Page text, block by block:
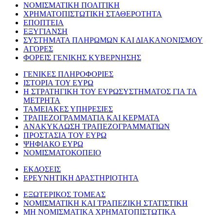
ΝΟΜΙΣΜΑΤΙΚΗ ΠΟΛΙΤΙΚΗ
ΧΡΗΜΑΤΟΠΙΣΤΩΤΙΚΗ ΣΤΑΘΕΡΟΤΗΤΑ
ΕΠΟΠΤΕΙΑ
ΕΞΥΓΙΑΝΣΗ
ΣΥΣΤΗΜΑΤΑ ΠΛΗΡΩΜΩΝ ΚΑΙ ΔΙΑΚΑΝΟΝΙΣΜΟΥ
ΑΓΟΡΕΣ
ΦΟΡΕΙΣ ΓΕΝΙΚΗΣ ΚΥΒΕΡΝΗΣΗΣ
ΓΕΝΙΚΕΣ ΠΛΗΡΟΦΟΡΙΕΣ
ΙΣΤΟΡΙΑ ΤΟΥ ΕΥΡΩ
Η ΣΤΡΑΤΗΓΙΚΗ ΤΟΥ ΕΥΡΩΣΥΣΤΗΜΑΤΟΣ ΓΙΑ ΤΑ
ΜΕΤΡΗΤΑ
ΤΑΜΕΙΑΚΕΣ ΥΠΗΡΕΣΙΕΣ
ΤΡΑΠΕΖΟΓΡΑΜΜΑΤΙΑ ΚΑΙ ΚΕΡΜΑΤΑ
ΑΝΑΚΥΚΛΩΣΗ ΤΡΑΠΕΖΟΓΡΑΜΜΑΤΙΩΝ
ΠΡΟΣΤΑΣΙΑ ΤΟΥ ΕΥΡΩ
ΨΗΦΙΑΚΟ ΕΥΡΩ
ΝΟΜΙΣΜΑΤΟΚΟΠΕΙΟ
ΕΚΔΟΣΕΙΣ
ΕΡΕΥΝΗΤΙΚΗ ΔΡΑΣΤΗΡΙΟΤΗΤΑ
ΕΞΩΤΕΡΙΚΟΣ ΤΟΜΕΑΣ
ΝΟΜΙΣΜΑΤΙΚΗ ΚΑΙ ΤΡΑΠΕΖΙΚΗ ΣΤΑΤΙΣΤΙΚΗ
ΜΗ ΝΟΜΙΣΜΑΤΙΚΑ ΧΡΗΜΑΤΟΠΙΣΤΩΤΙΚΑ